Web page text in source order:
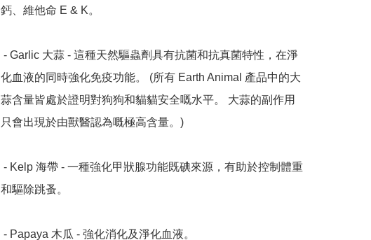
鈣、維他命 E & K。
化血液的同時強化免疫功能。 (所有 Earth Animal 產品中的大
蒜含量皆處於證明對狗狗和貓貓安全嘅水平。 大蒜的副作用
只會出現於由獸醫認為嘅極高含量。)
和驅除跳蚤。